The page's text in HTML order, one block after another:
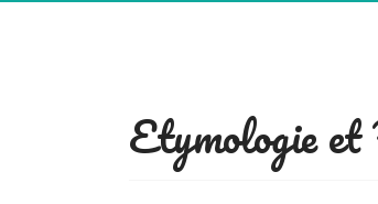
Etymologie et